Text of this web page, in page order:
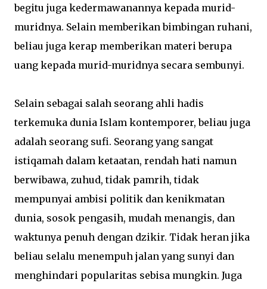
begitu juga kedermawanannya kepada murid-
muridnya. Selain memberikan bimbingan ruhani,
beliau juga kerap memberikan materi berupa
uang kepada murid-muridnya secara sembunyi.
Selain sebagai salah seorang ahli hadis
terkemuka dunia Islam kontemporer, beliau juga
adalah seorang sufi. Seorang yang sangat
istiqamah dalam ketaatan, rendah hati namun
berwibawa, zuhud, tidak pamrih, tidak
mempunyai ambisi politik dan kenikmatan
dunia, sosok pengasih, mudah menangis, dan
waktunya penuh dengan dzikir. Tidak heran jika
beliau selalu menempuh jalan yang sunyi dan
menghindari popularitas sebisa mungkin. Juga